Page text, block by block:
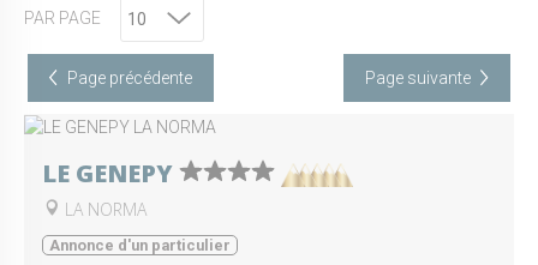
PAR PAGE
Page précédente Page suivante
LE GENEPY
LA NORMA
Annonce d'un particulier